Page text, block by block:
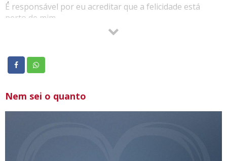
É responsável por eu acreditar que a felicidade está
perto de mim.
Uma amizade que nos faz bem e é verdadeira.
que me arrependi por ter feito.
Receba está mensagem carregada de desculpas…
Nem sei o quanto